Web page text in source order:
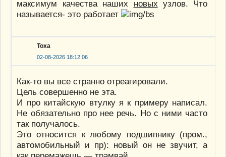
максимум качества наших новых узлов. Что
называется- это работает
Тоха
02-08-2026 18:12:06
Как-то вы все странно отреагировали.
Цель совершенно не эта.
И про китайскую втулку я к примеру написал.
Не обязательно про нее речь. Но с ними часто
так получалось.
Это относится к любому подшипнику (пром.,
автомобильный и пр): новый он не звучит, а